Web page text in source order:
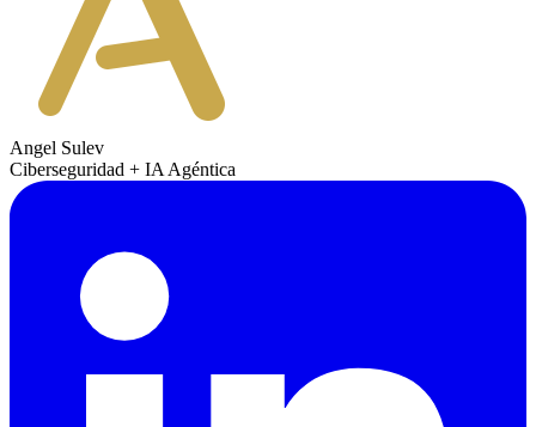
Angel Sulev
Ciberseguridad + IA Agéntica